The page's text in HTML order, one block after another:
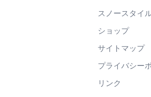
スノースタイ
ショップ
サイトマップ
プライバシー
リンク